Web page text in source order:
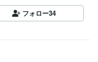
フォロー34